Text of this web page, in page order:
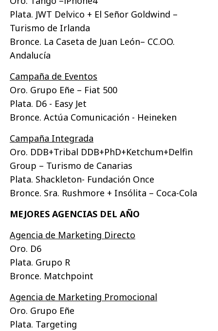
Plata. JWT Delvico + El Señor Goldwind –
Turismo de Irlanda
Bronce. La Caseta de Juan León– CC.OO.
Andalucía
Campaña de Eventos
Oro. Grupo Eñe – Fiat 500
Plata. D6 - Easy Jet
Bronce. Actúa Comunicación - Heineken
Campaña Integrada
Oro. DDB+Tribal DDB+PhD+Ketchum+Delfin
Group – Turismo de Canarias
Plata. Shackleton- Fundación Once
Bronce. Sra. Rushmore + Insólita – Coca-Cola
MEJORES AGENCIAS DEL AÑO
Agencia de Marketing Directo
Oro. D6
Plata. Grupo R
Bronce. Matchpoint
Agencia de Marketing Promocional
Oro. Grupo Eñe
Plata. Targeting